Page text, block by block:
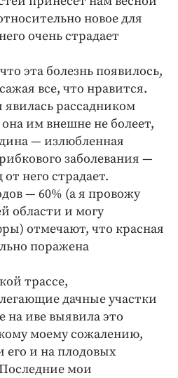
новое для
очень страдает
эта болезнь появилось,
все, что нравится.
рассадником
им внешне не болеет,
— излюбленная
заболевания —
него страдает.
— 60% (а я провожу
области и могу
отмечают, что красная
поражена
трассе,
дачные участки
на иве выявила это
моему сожалению,
его и на плодовых
мои